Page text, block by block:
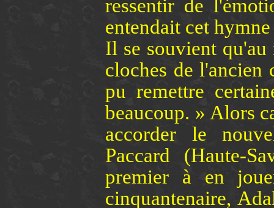
ressentir de
entendait cet
Il se souvient qu'au
cloches de l'ancien
pu remettre
beaucoup. » Alors
accorder le
Paccard (Haute-
premier à en
cinquantenaire,